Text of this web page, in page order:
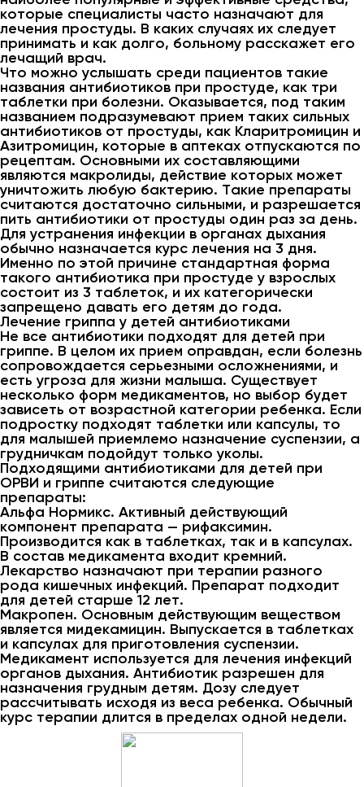
которые специалисты часто назначают для
лечения простуды. В каких случаях их следует
принимать и как долго, больному расскажет его
лечащий врач.
Что можно услышать среди пациентов такие
названия антибиотиков при простуде, как три
таблетки при болезни. Оказывается, под таким
названием подразумевают прием таких сильных
антибиотиков от простуды, как Кларитромицин и
Азитромицин, которые в аптеках отпускаются по
рецептам. Основными их составляющими
являются макролиды, действие которых может
уничтожить любую бактерию. Такие препараты
считаются достаточно сильными, и разрешается
пить антибиотики от простуды один раз за день.
Для устранения инфекции в органах дыхания
обычно назначается курс лечения на 3 дня.
Именно по этой причине стандартная форма
такого антибиотика при простуде у взрослых
состоит из 3 таблеток, и их категорически
запрещено давать его детям до года.
Лечение гриппа у детей антибиотиками
Не все антибиотики подходят для детей при
гриппе. В целом их прием оправдан, если болезнь
сопровождается серьезными осложнениями, и
есть угроза для жизни малыша. Существует
несколько форм медикаментов, но выбор будет
зависеть от возрастной категории ребенка. Если
подростку подходят таблетки или капсулы, то
для малышей приемлемо назначение суспензии, а
грудничкам подойдут только уколы.
Подходящими антибиотиками для детей при
ОРВИ и гриппе считаются следующие
препараты:
Альфа Нормикс. Активный действующий
компонент препарата — рифаксимин.
Производится как в таблетках, так и в капсулах.
В состав медикамента входит кремний.
Лекарство назначают при терапии разного
рода кишечных инфекций. Препарат подходит
для детей старше 12 лет.
Макропен. Основным действующим веществом
является мидекамицин. Выпускается в таблетках
и капсулах для приготовления суспензии.
Медикамент используется для лечения инфекций
органов дыхания. Антибиотик разрешен для
назначения грудным детям. Дозу следует
рассчитывать исходя из веса ребенка. Обычный
курс терапии длится в пределах одной недели.